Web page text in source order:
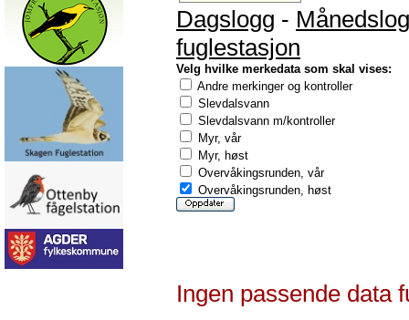
Dagslogg -
fuglestasjon
Velg hvilke merkedata som skal vises:
Andre merkinger og kontroller
Slevdalsvann
Slevdalsvann m/kontroller
Myr, vår
Myr, høst
Overvåkingsrunden, vår
Overvåkingsrunden, høst
Ingen passende data